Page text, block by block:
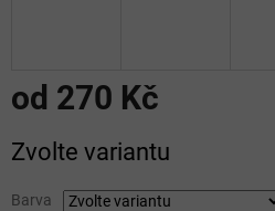
od 270 Kč
cena:
Zvolte variantu
Barva